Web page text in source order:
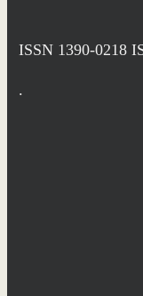
ISSN 1390-0218
.